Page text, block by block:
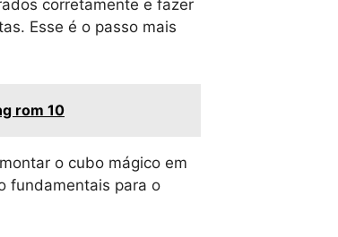
corretamente e fazer
Esse é o passo mais
rom 10
o cubo mágico em
fundamentais para o